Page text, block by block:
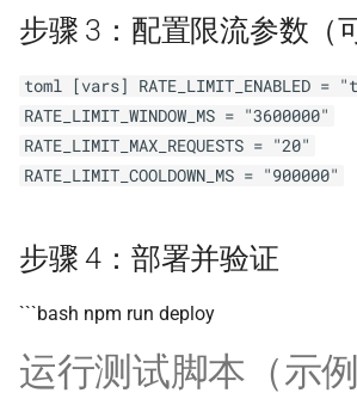
AI 评分驱动架构
幻灯片生成
幻灯片图片优化
Markdown 导出
步骤 3：配置限流参数（
toml [vars] RATE_LIMIT_ENABLED =
RATE_LIMIT_WINDOW_MS = "3600000"
RATE_LIMIT_MAX_REQUESTS = "20"
RATE_LIMIT_COOLDOWN_MS = "900000"
步骤 4：部署并验证
```bash npm run deploy
运行测试脚本（示